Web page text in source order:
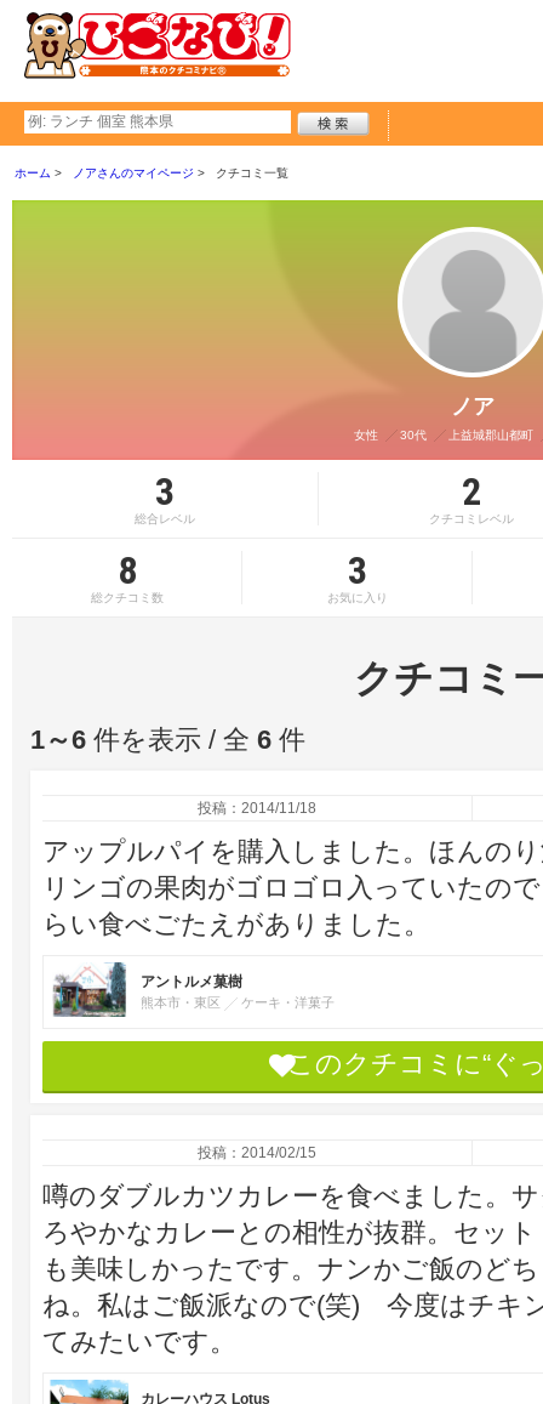
ホーム ノアさんのマイページ クチコミ一覧
ノア
女性 30代 上益城郡山都町
3
総合レベル
2
クチコミレベル
8
総クチコミ数
3
お気に入り
クチコミ
1～6 件を表示 / 全 6 件
投稿：2014/11/18
アップルパイを購入しました。ほんの
リンゴの果肉がゴロゴロ入っていたの
らい食べごたえがありました。
アントルメ菓樹
熊本市・東区 ケーキ・洋菓子
このクチコミに“ぐ
投稿：2014/02/15
噂のダブルカツカレーを食べました。
ろやかなカレーとの相性が抜群。セッ
も美味しかったです。ナンかご飯のど
ね。私はご飯派なので(笑) 今度はチキ
てみたいです。
カレーハウス Lotus